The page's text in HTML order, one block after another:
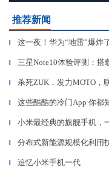
推荐新闻
▎ 这一夜！华为“地雷”爆炸
▎ 三星Note10体验评测：搭
▎ 杀死ZUK，发力MOTO，
▎ 这些酷酷的冷门App 你都
▎ 小米最经典的旗舰手机，
▎ 分布式新能源规模化利用
▎ 追忆小米手机一代